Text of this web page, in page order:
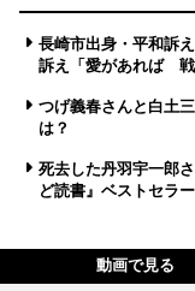
長崎市出身・平和訴
訴え「愛があれば 戦
つげ義春さんと白土
は？
死去した丹羽宇一郎
ど読書』ベストセラ
動画で見る